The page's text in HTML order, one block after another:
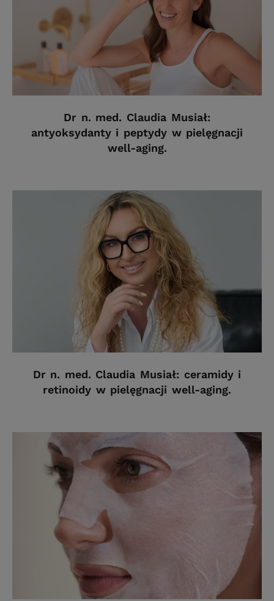
Dr n. med. Claudia Musiał:
antyoksydanty i peptydy w pielęgnacji
well-aging.
Dr n. med. Claudia Musiał: ceramidy i
retinoidy w pielęgnacji well-aging.